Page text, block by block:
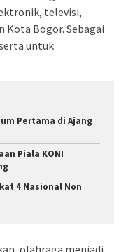
televisi,
Kota Bogor. Sebagai
untuk
Pertama di Ajang
Piala KONI
4 Nasional Non
olahraga menjadi